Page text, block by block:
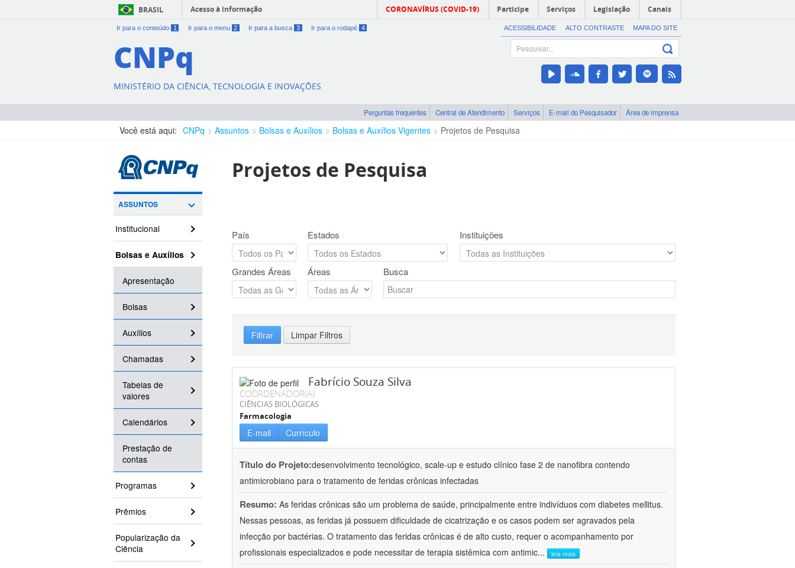
BRASIL Acesso à informação CORONAVÍRUS (COVID-19) Participe Serviços Legislação Canais
Ir para o conteúdo 1 Ir para o menu 2 Ir para a busca 3 Ir para o rodapé 4 ACESSIBILIDADE ALTO CONTRASTE MAPA DO SITE
CNPq
MINISTÉRIO DA CIÊNCIA, TECNOLOGIA E INOVAÇÕES
Perguntas frequentes Central de Atendimento Serviços E-mail do Pesquisador Área de imprensa
Você está aqui: CNPq Assuntos Bolsas e Auxílios Bolsas e Auxílios Vigentes Projetos de Pesquisa
ASSUNTOS
Institucional
Bolsas e Auxílios
Apresentação
Bolsas
Auxílios
Chamadas
Tabelas de
valores
Calendários
Prestação de
contas
Programas
Prêmios
Popularização da
Ciência
Projetos de Pesquisa
País Estados Instituições
Grandes Áreas Áreas Busca
Filtrar Limpar Filtros
Fabrício Souza Silva
COORDENADOR(A)
CIÊNCIAS BIOLÓGICAS
Farmacologia
E-mail Currículo
Título do Projeto:desenvolvimento tecnológico, scale-up e estudo clínico fase 2 de nanofibra contendo
antimicrobiano para o tratamento de feridas crônicas infectadas
Resumo: As feridas crônicas são um problema de saúde, principalmente entre indivíduos com diabetes mellitus.
Nessas pessoas, as feridas já possuem dificuldade de cicatrização e os casos podem ser agravados pela
infecção por bactérias. O tratamento das feridas crônicas é de alto custo, requer o acompanhamento por
profissionais especializados e pode necessitar de terapia sistêmica com antimic... leia mais